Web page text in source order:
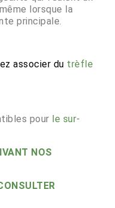
lorsque la
principale.
associer du trèfle
pour le sur-
NOS